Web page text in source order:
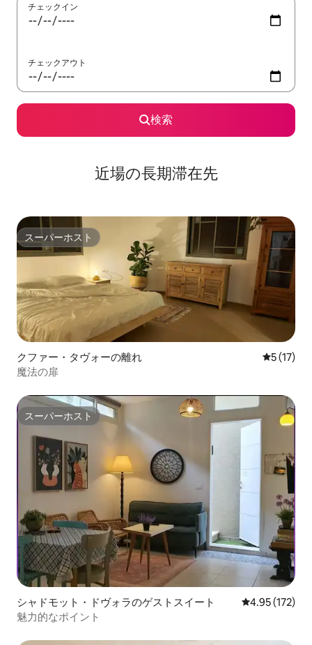
チェックイン
チェックアウト
検索
近場の長期滞在先
スーパーホスト
スーパーホスト
クファー・タヴォーの離れ レビュー
5 (17)
魔法の扉
スーパーホスト
スーパーホスト
シャドモット・ドヴォラのゲストスイート レビュー172
4.95 (172)
魅力的なポイント